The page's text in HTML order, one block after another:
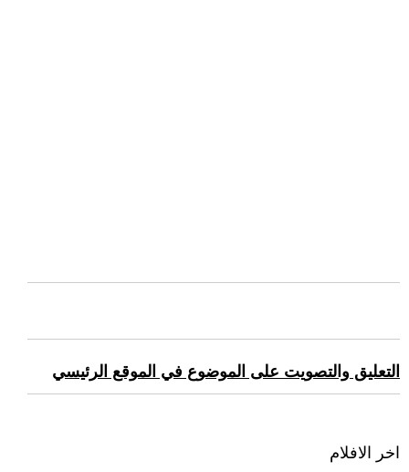
التعليق والتصويت على الموضوع في الموقع الرئيسي
اخر الافلام